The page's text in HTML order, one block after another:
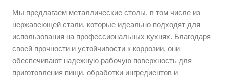
Мы предлагаем металлические столы, в том числе из
нержавеющей стали, которые идеально подходят для
использования на профессиональных кухнях. Благодаря
своей прочности и устойчивости к коррозии, они
обеспечивают надежную рабочую поверхность для
приготовления пищи, обработки ингредиентов и